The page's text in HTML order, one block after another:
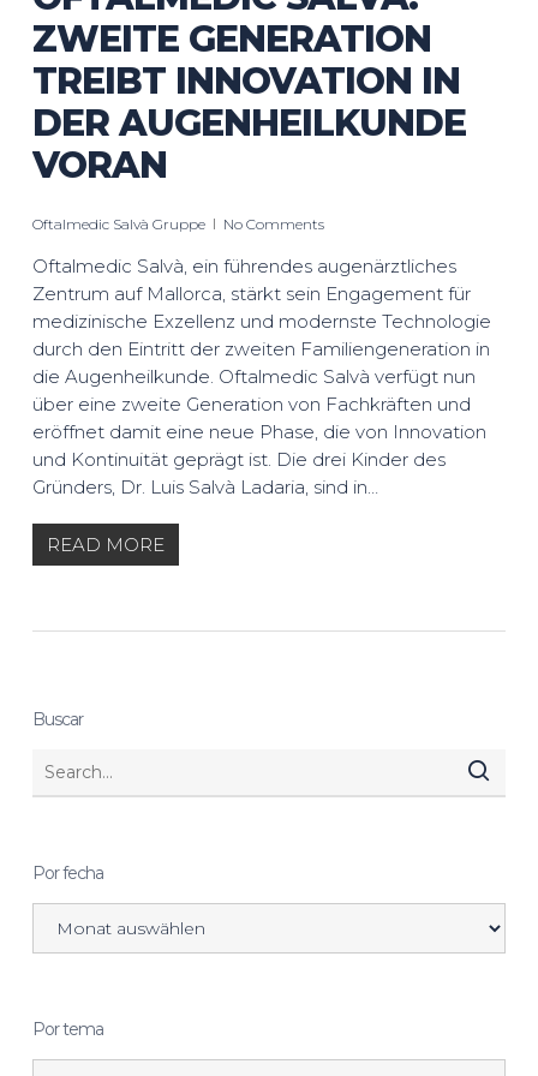
ZWEITE GENERATION
TREIBT INNOVATION IN
DER AUGENHEILKUNDE
VORAN
Oftalmedic Salvà Gruppe No Comments
Oftalmedic Salvà, ein führendes augenärztliches
Zentrum auf Mallorca, stärkt sein Engagement für
medizinische Exzellenz und modernste Technologie
durch den Eintritt der zweiten Familiengeneration in
die Augenheilkunde. Oftalmedic Salvà verfügt nun
über eine zweite Generation von Fachkräften und
eröffnet damit eine neue Phase, die von Innovation
und Kontinuität geprägt ist. Die drei Kinder des
Gründers, Dr. Luis Salvà Ladaria, sind in…
READ MORE
Buscar
Por fecha
Por tema